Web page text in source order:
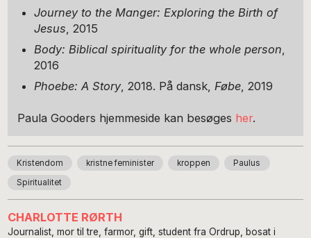
Journey to the Manger: Exploring the Birth of
Jesus , 2015
Body: Biblical spirituality for the whole person
2016
Phoebe: A Story, 2018. På dansk, Føbe, 2019
Paula Gooders hjemmeside kan besøges her.
Kristendom kristne feminister kroppen Paulus
Spiritualitet
CHARLOTTE RØRTH
Journalist, mor til tre, farmor, gift, student fra Ordrup, bosat i